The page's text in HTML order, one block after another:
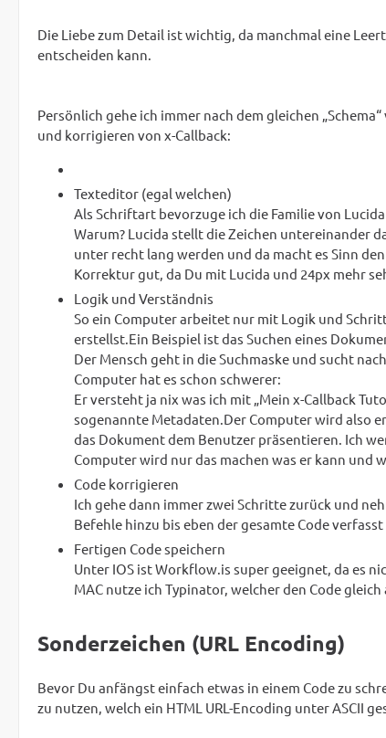
Die Liebe zum Detail ist wichtig, da manchmal eine
entscheiden kann.
Persönlich gehe ich immer nach dem gleichen
und korrigieren von x-Callback:
Texteditor (egal welchen)
Als Schriftart bevorzuge ich die Familie von
Warum? Lucida stellt die Zeichen untereinander
unter recht lang werden und da macht es Sinn
Korrektur gut, da Du mit Lucida und 24px mehr
Logik und Verständnis
So ein Computer arbeitet nur mit Logik und
erstellst.Ein Beispiel ist das Suchen eines
Der Mensch geht in die Suchmaske und sucht
Computer hat es schon schwerer:
Er versteht ja nix was ich mit „Mein x-Callback
sogenannte Metadaten.Der Computer wird also
das Dokument dem Benutzer präsentieren. Ich
Computer wird nur das machen was er kann und
Code korrigieren
Ich gehe dann immer zwei Schritte zurück und
Befehle hinzu bis eben der gesamte Code
Fertigen Code speichern
Unter IOS ist Workflow.is super geeignet, da es
MAC nutze ich Typinator, welcher den Code
Sonderzeichen (URL Encoding)
Bevor Du anfängst einfach etwas in einem Code zu
zu nutzen, welch ein HTML URL-Encoding unter ASCII